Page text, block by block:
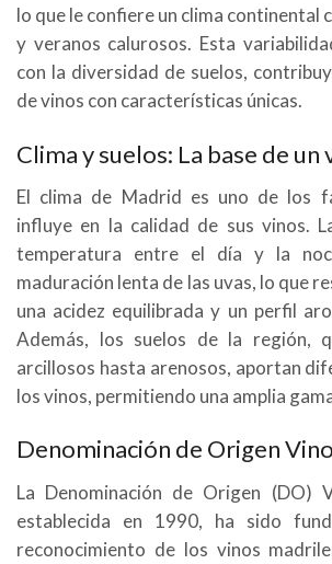
lo que le confiere un clima continental
y veranos calurosos. Esta
con la diversidad de suelos,
de vinos con características únicas.
Clima y suelos: La base de un
El clima de Madrid es uno de los
influye en la calidad de sus vinos.
temperatura entre el día y la
maduración lenta de las uvas, lo que
una acidez equilibrada y un perfil
Además, los suelos de la región,
arcillosos hasta arenosos, aportan
los vinos, permitiendo una amplia
Denominación de Origen
La Denominación de Origen (DO)
establecida en 1990, ha sido
reconocimiento de los vinos